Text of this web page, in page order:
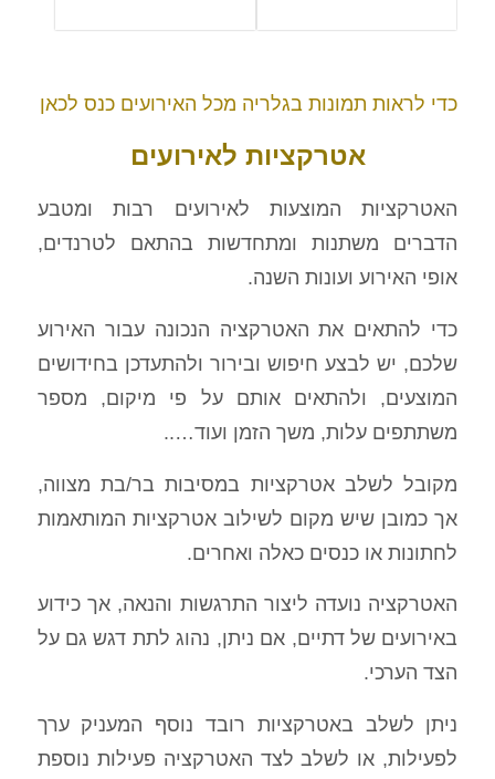
כדי לראות תמונות בגלריה מכל האירועים כנס לכאן
אטרקציות לאירועים
האטרקציות המוצעות לאירועים רבות ומטבע
הדברים משתנות ומתחדשות בהתאם לטרנדים,
אופי האירוע ועונות השנה.
כדי להתאים את האטרקציה הנכונה עבור האירוע
שלכם, יש לבצע חיפוש ובירור ולהתעדכן בחידושים
המוצעים, ולהתאים אותם על פי מיקום, מספר
משתתפים עלות, משך הזמן ועוד…..
מקובל לשלב אטרקציות במסיבות בר/בת מצווה,
אך כמובן שיש מקום לשילוב אטרקציות המותאמות
לחתונות או כנסים כאלה ואחרים.
האטרקציה נועדה ליצור התרגשות והנאה, אך כידוע
באירועים של דתיים, אם ניתן, נהוג לתת דגש גם על
הצד הערכי.
ניתן לשלב באטרקציות רובד נוסף המעניק ערך
לפעילות, או לשלב לצד האטרקציה פעילות נוספת